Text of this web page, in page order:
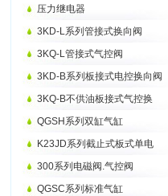
压力继电器
3KD-L系列管接式换向阀
3KQ-L管接式气控阀
3KD-B系列板接式电控换向阀
3KQ-B不供油板接式气控换
QGSH系列双缸气缸
K23JD系列截止式板式单电
300系列电磁阀.气控阀
QGSC系列标准气缸